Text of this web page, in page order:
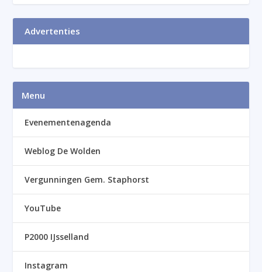
Advertenties
Menu
Evenementenagenda
Weblog De Wolden
Vergunningen Gem. Staphorst
YouTube
P2000 IJsselland
Instagram